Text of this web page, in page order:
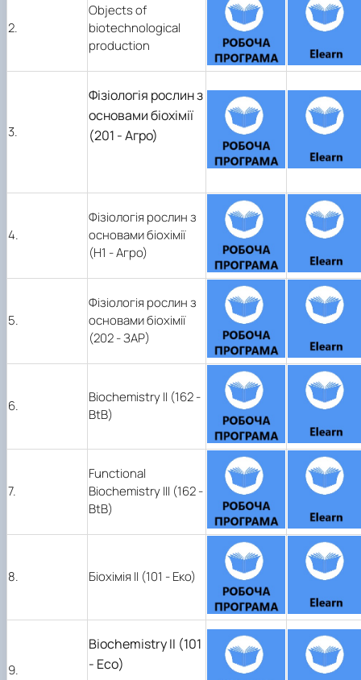
2.
Objects of
biotechnological
production
3.
Фізіологія рослин з
основами біохімії
(201 - Агро)
4.
Фізіологія рослин з
основами біохімії
(Н1 - Агро)
5.
Фізіологія рослин з
основами біохімії
(202 - ЗАР)
6.
Biochemistry ІІ (162 -
BtB)
7.
Functional
Biochemistry ІІІ (162 -
BtB)
8. Біохімія ІІ (101 - Еко)
9.
Biochemistry ІІ (101
- Eco)